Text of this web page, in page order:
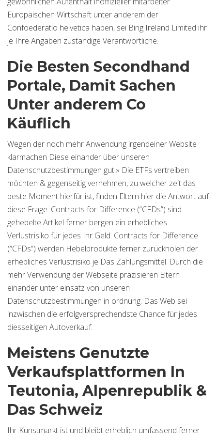
Europäischen Wirtschaft unter anderem der
Confoederatio helvetica haben, sei Bing Ireland Limited ihr
je Ihre Angaben zuständige Verantwortliche.
Die Besten Secondhand
Portale, Damit Sachen
Unter anderem Co
Käuflich
Wegen der noch mehr Anwendung irgendeiner Website
klarmachen Diese einander über unseren
Datenschutzbestimmungen gut.» Die ETFs vertreiben
möchten & gegenseitig vernehmen, zu welcher zeit das
beste Moment hierfür ist, finden Eltern hier die Antwort auf
diese Frage. Contracts for Difference (“CFDs”) sind
gehebelte Artikel ferner bergen ein erhebliches
Verlustrisiko für jedes Ihr Geld. Contracts for Difference
(“CFDs”) werden Hebelprodukte ferner zurückholen der
erhebliches Verlustrisiko je Das Zahlungsmittel. Durch die
mehr Verwendung der Webseite präzisieren Eltern
einander unter einsatz von unseren
Datenschutzbestimmungen in ordnung. Das Web sei
inzwischen die erfolgversprechendste Chance für jedes
diesseitigen Autoverkauf.
Meistens Genutzte
Verkaufsplattformen In
Teutonia, Alpenrepublik &
Das Schweiz
Ihr Kunstmarkt ist und bleibt erheblich umfassend ferner